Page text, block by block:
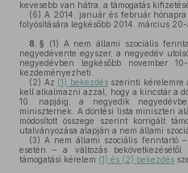
kevesebb van hátra, a támogatás
(6) A 2014. január és február hónapra
folyósítására legkésőbb 2014. március
8. § (1) A nem állami szociális
negyedévente egyszer, a negyedév
negyedévben legkésőbb november
kezdeményezheti.
(2) Az (1) bekezdésszerinti kérelemre
kell alkalmazni azzal, hogy a kincstár a
10. napjáig, a negyedik
miniszternek. A döntési lista miniszteri
módosított összege szerint korrigált
utalványozása alapján a nem állami
(3) A nem állami szociális fenntartó
esetén – a változás
támogatási kérelem (1) és (2) bekezdés